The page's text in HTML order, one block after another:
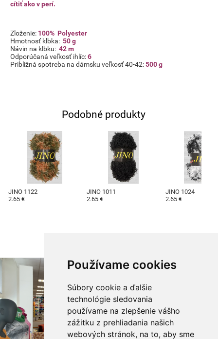
Používame cookies
Súbory cookie a ďalšie
technológie sledovania
používame na zlepšenie vášho
zážitku z prehliadania našich
webových stránok, na to, aby sme
cítiť ako v perí.
Zloženie: 100% Polyester
Hmotnosť klbka: 50 g
Návin na klbku: 42 m
Odporúčaná veľkosť ihlíc:6
Približná spotreba na dámsku veľkosť 40-42:500 g
Podobné produkty
JINO 1122
2.65 €
JINO 1011
2.65 €
JINO 1024
2.65 €